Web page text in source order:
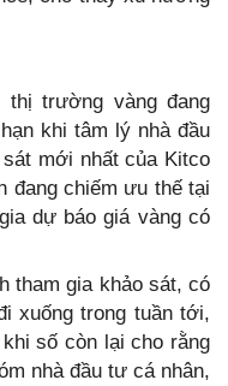
thị trường vàng đang
khi tâm lý nhà đầu
mới nhất của Kitco
đang chiếm ưu thế tại
dự báo giá vàng có
tham gia khảo sát, có
xuống trong tuần tới,
số còn lại cho rằng
nhà đầu tư cá nhân,